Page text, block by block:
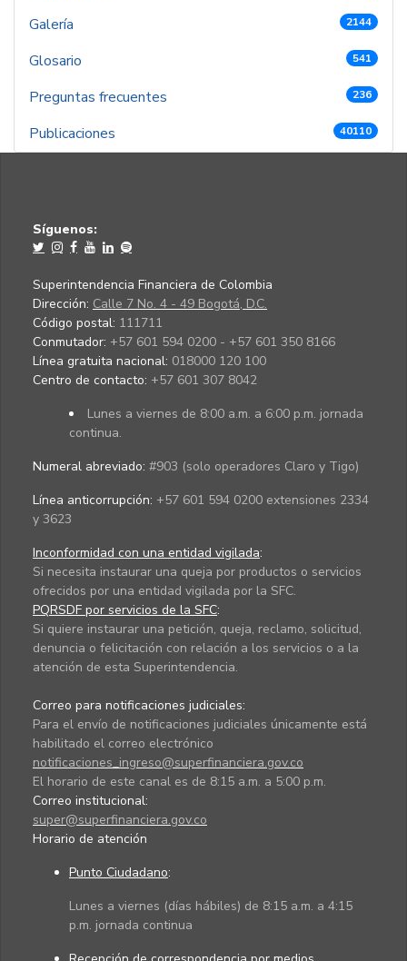
Galería 2144
Glosario 541
Preguntas frecuentes 236
Publicaciones 40110
Síguenos:
Superintendencia Financiera de Colombia
Dirección: Calle 7 No. 4 - 49 Bogotá, D.C.
Código postal: 111711
Conmutador: +57 601 594 0200 - +57 601 350 8166
Línea gratuita nacional: 018000 120 100
Centro de contacto: +57 601 307 8042
Lunes a viernes de 8:00 a.m. a 6:00 p.m. jornada
continua.
Numeral abreviado: #903 (solo operadores Claro y Tigo)
Línea anticorrupción: +57 601 594 0200 extensiones 2334
y 3623
Inconformidad con una entidad vigilada:
Si necesita instaurar una queja por productos o servicios
ofrecidos por una entidad vigilada por la SFC.
PQRSDF por servicios de la SFC:
Si quiere instaurar una petición, queja, reclamo, solicitud,
denuncia o felicitación con relación a los servicios o a la
atención de esta Superintendencia.
Correo para notificaciones judiciales:
Para el envío de notificaciones judiciales únicamente está
habilitado el correo electrónico
notificaciones_ingreso@superfinanciera.gov.co
El horario de este canal es de 8:15 a.m. a 5:00 p.m.
Correo institucional:
super@superfinanciera.gov.co
Horario de atención
Punto Ciudadano:
Lunes a viernes (días hábiles) de 8:15 a.m. a 4:15
p.m. jornada continua